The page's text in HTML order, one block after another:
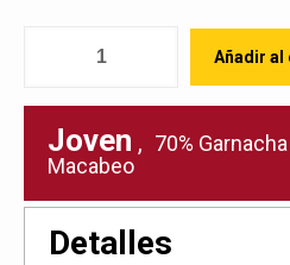
Añadir al
Joven , 70%
Macabeo
Detalles